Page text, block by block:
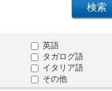
英語
タガログ語
イタリア語
その他